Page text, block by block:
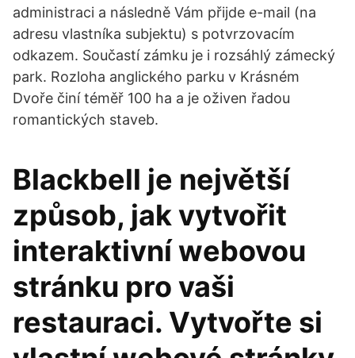
administraci a následně Vám přijde e-mail (na
adresu vlastníka subjektu) s potvrzovacím
odkazem. Součastí zámku je i rozsáhlý zámecký
park. Rozloha anglického parku v Krásném
Dvoře činí téměř 100 ha a je oživen řadou
romantických staveb.
Blackbell je největší
způsob, jak vytvořit
interaktivní webovou
stránku pro vaši
restauraci. Vytvořte si